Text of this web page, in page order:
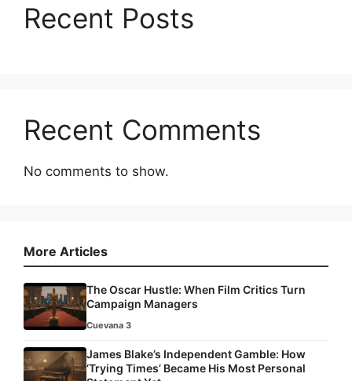
Recent Posts
Recent Comments
No comments to show.
More Articles
The Oscar Hustle: When Film Critics Turn
Campaign Managers
Cuevana 3
James Blake’s Independent Gamble: How
‘Trying Times’ Became His Most Personal